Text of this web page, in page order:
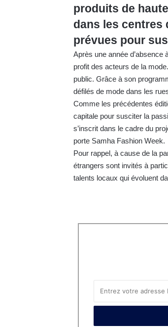
produits de
dans les centres
prévues pour
Après une année
profit des acteurs de la
public. Grâce à son
défilés de mode dans les
Comme les précédentes
capitale pour susciter la
s’inscrit dans le cadre du
porte Samha Fashion Week.
Pour rappel, à cause de la
étrangers sont invités à
talents locaux qui évoluent